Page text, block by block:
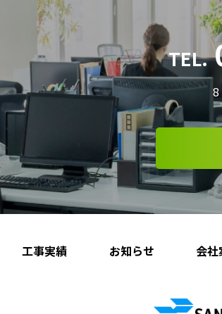
TEL.
工事実績 お知らせ 会社